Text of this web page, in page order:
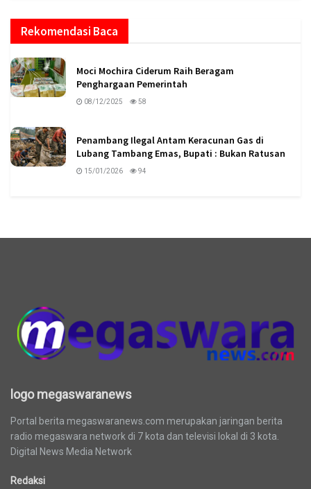
Rekomendasi Baca
Moci Mochira Ciderum Raih Beragam
Penghargaan Pemerintah
08/12/2025 58
Penambang Ilegal Antam Keracunan Gas di
Lubang Tambang Emas, Bupati : Bukan Ratusan
15/01/2026 94
logo megaswaranews
Portal berita megaswaranews.com merupakan jaringan berita
radio megaswara network di 7 kota dan televisi lokal di 3 kota.
Digital News Media Network
Redaksi